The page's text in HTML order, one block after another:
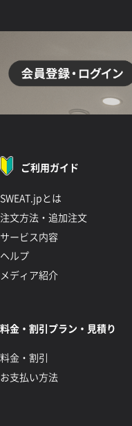
ご利用ガイド
SWEAT.jpとは
注文方法・追加注文
サービス内容
ヘルプ
メディア紹介
料金・割引プラン・見積り
料金・割引
お支払い方法